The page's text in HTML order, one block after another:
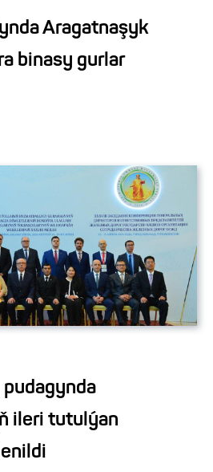
Aragatnaşyk
binasy gurlar
ileri tutulýan